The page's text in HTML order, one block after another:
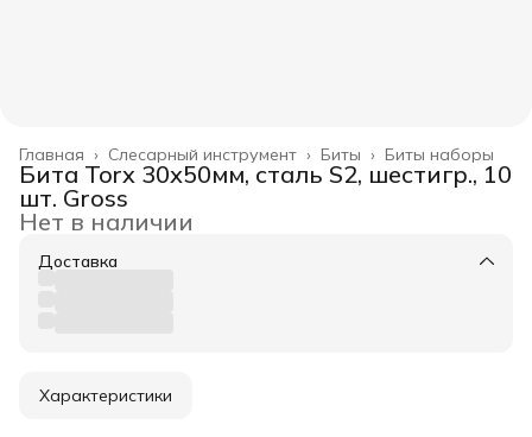
Биты наборы
Биты ›
Слесарный инструмент ›
Главная ›
Бита Torx 30х50мм, сталь S2, шестигр., 10
шт. Gross
Нет в наличии
Доставка
Характеристики